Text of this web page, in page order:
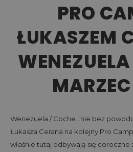
PRO
ŁUKASZEM
Wenezuela / Coche…nie bez
Łukasza Cerana na kolejny Pro
właśnie tutaj odbywają się